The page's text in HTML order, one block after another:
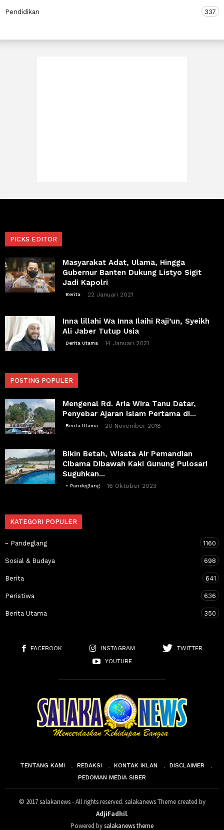
Pendidikan 337
PICKS EDITOR
Masyarakat Adat, Ulama, Hingga
Gubernur Banten Dukung Listyo Sigit
Jadi Kapolri
Berita 22 Januari 2021
Inna lillahi Wa Inna Ilaihi Raji’un, Syeikh
Ali Jaber Tutup Usia
Berita Utama 14 Januari 2021
POSTING POPULER
Mengenal Rd. Aria Wira Tanu Datar,
Penyebar Ajaran Islam Pertama di...
Berita Utama 20 November 2018
Bikin Betah, Wisata Air Pemandian
Cibama Dibawah Kaki Gunung Pulosari
Suguhkan...
~ Pandeglang 16 Oktober 2023
KATEGORI POPULER
~ Pandeglang 1160
Sosial & Budaya 698
Berita 641
Peristiwa 636
Berita Utama 350
FACEBOOK INSTAGRAM
TWITTER
YOUTUBE
TENTANG KAMI REDAKSI KONTAK IKLAN
DISCLAIMER
PEDOMAN MEDIA SIBER
© 2017 salakanews - All rights reserved. salakanews Theme created by
AdjiFadhil.
Powered bysalakanews theme